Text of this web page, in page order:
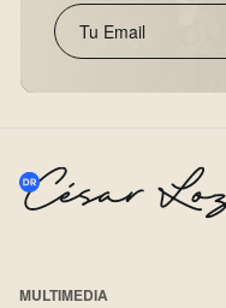
MULTIMEDIA